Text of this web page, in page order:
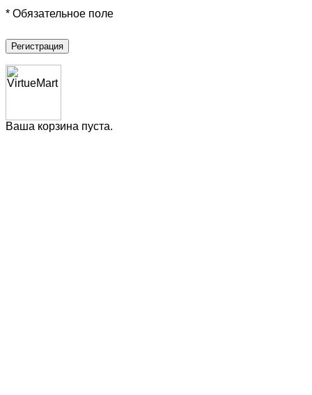
* Обязательное поле
Регистрация
Ваша корзина пуста.